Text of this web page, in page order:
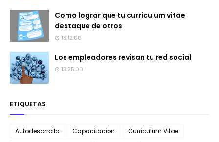
Como lograr que tu curriculum vitae
destaque de otros
18:12:00
Los empleadores revisan tu red social
13:35:00
ETIQUETAS
Autodesarrollo Capacitacion
Curriculum Vitae